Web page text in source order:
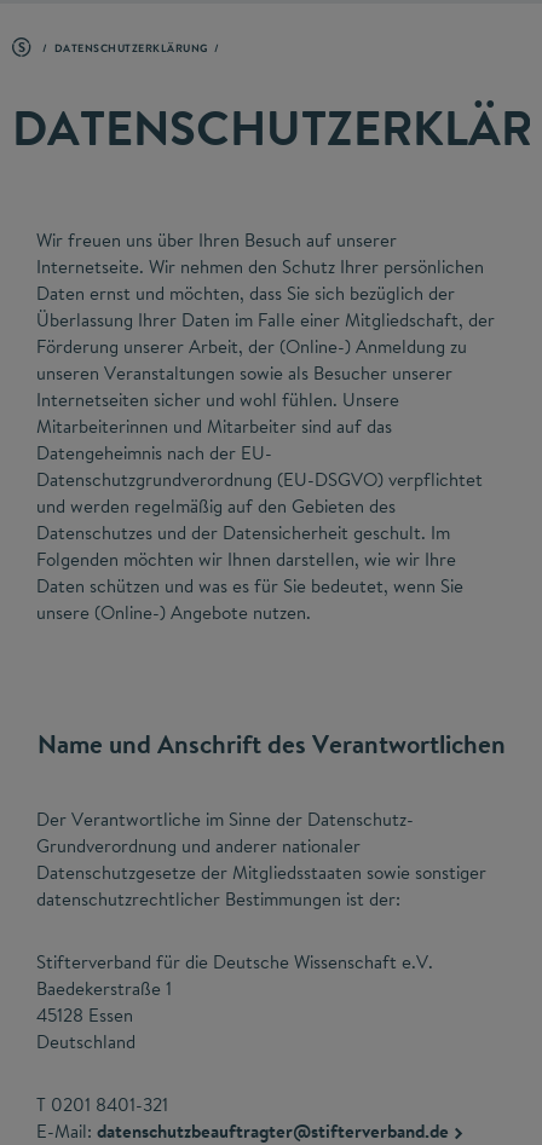
DATENSCHUTZERKLÄRUNG
Wir freuen uns über Ihren Besuch auf unserer
Internetseite. Wir nehmen den Schutz Ihrer persönlichen
Daten ernst und möchten, dass Sie sich bezüglich der
Überlassung Ihrer Daten im Falle einer Mitgliedschaft, der
Förderung unserer Arbeit, der (Online-) Anmeldung zu
unseren Veranstaltungen sowie als Besucher unserer
Internetseiten sicher und wohl fühlen. Unsere
Mitarbeiterinnen und Mitarbeiter sind auf das
Datengeheimnis nach der EU-
Datenschutzgrundverordnung (EU-DSGVO) verpflichtet
und werden regelmäßig auf den Gebieten des
Datenschutzes und der Datensicherheit geschult. Im
Folgenden möchten wir Ihnen darstellen, wie wir Ihre
Daten schützen und was es für Sie bedeutet, wenn Sie
unsere (Online-) Angebote nutzen.
Name und Anschrift des Verantwortlichen
Der Verantwortliche im Sinne der Datenschutz-
Grundverordnung und anderer nationaler
Datenschutzgesetze der Mitgliedsstaaten sowie sonstiger
datenschutzrechtlicher Bestimmungen ist der:
Stifterverband für die Deutsche Wissenschaft e.V.
Baedekerstraße 1
45128 Essen
Deutschland
T 0201 8401-321
E-Mail: datenschutzbeauftragter@stifterverband.de